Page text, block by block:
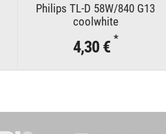
Philips TL-D 58W/840 G13
coolwhite
4,30 € *